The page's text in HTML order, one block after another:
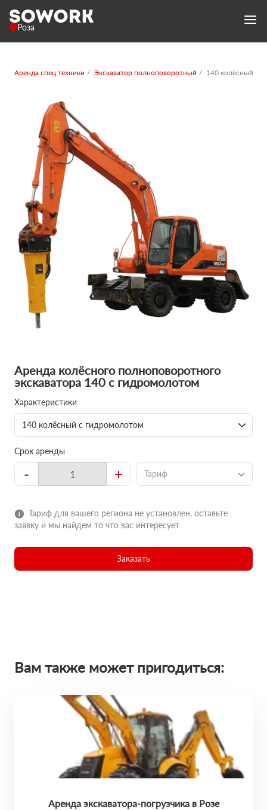
Роза
Аренда спец.техники Экскаватор полноповоротный 140 колёсный с
Аренда колёсного полноповоротного
экскаватора 140 с гидромолотом
Характеристики
140 колёсный с гидромолотом
Срок аренды
- + Тариф
Тариф для вашего региона не установлен, оставьте
заявку и мы найдем то что вас интересует
Заказать
Вам также может пригодиться:
Аренда экскаватора-погрузчика в Розе